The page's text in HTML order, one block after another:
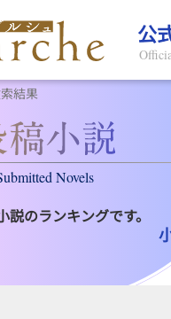
公
結果
Novels
のランキングです。